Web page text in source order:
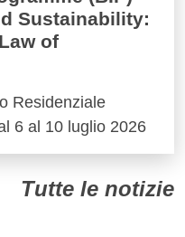
Sustainability:
of
Residenziale
6 al 10 luglio 2026
Tutte le notizie